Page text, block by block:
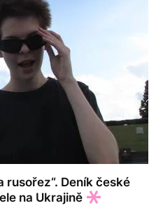
rusořez“. Deník české
na Ukrajině